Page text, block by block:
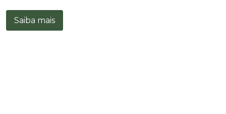
Saiba mais